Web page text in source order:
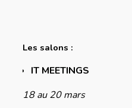
Les salons :
IT MEETINGS
18 au 20 mars